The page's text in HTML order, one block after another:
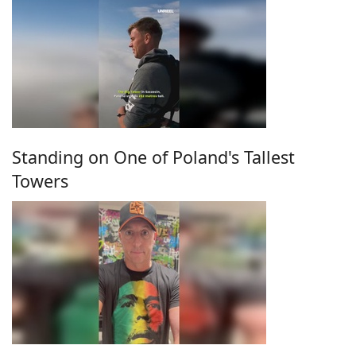
Standing on One of Poland's Tallest
Towers